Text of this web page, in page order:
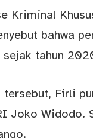
Kriminal
bahwa
sejak tahun
tersebut, Firli
Joko Widodo.